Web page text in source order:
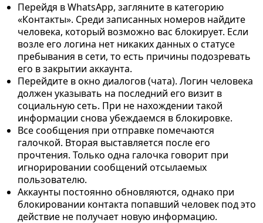
Перейдя в WhatsApp, загляните в категорию
«Контакты». Среди записанных номеров найдите
человека, который возможно вас блокирует. Если
возле его логина нет никаких данных о статусе
пребывания в сети, то есть причины подозревать
его в закрытии аккаунта.
Перейдите в окно диалогов (чата). Логин человека
должен указывать на последний его визит в
социальную сеть. При не нахождении такой
информации снова убеждаемся в блокировке.
Все сообщения при отправке помечаются
галочкой. Вторая выставляется после его
прочтения. Только одна галочка говорит при
игнорировании сообщений отсылаемых
пользователю.
Аккаунты постоянно обновляются, однако при
блокировании контакта попавший человек под это
действие не получает новую информацию.